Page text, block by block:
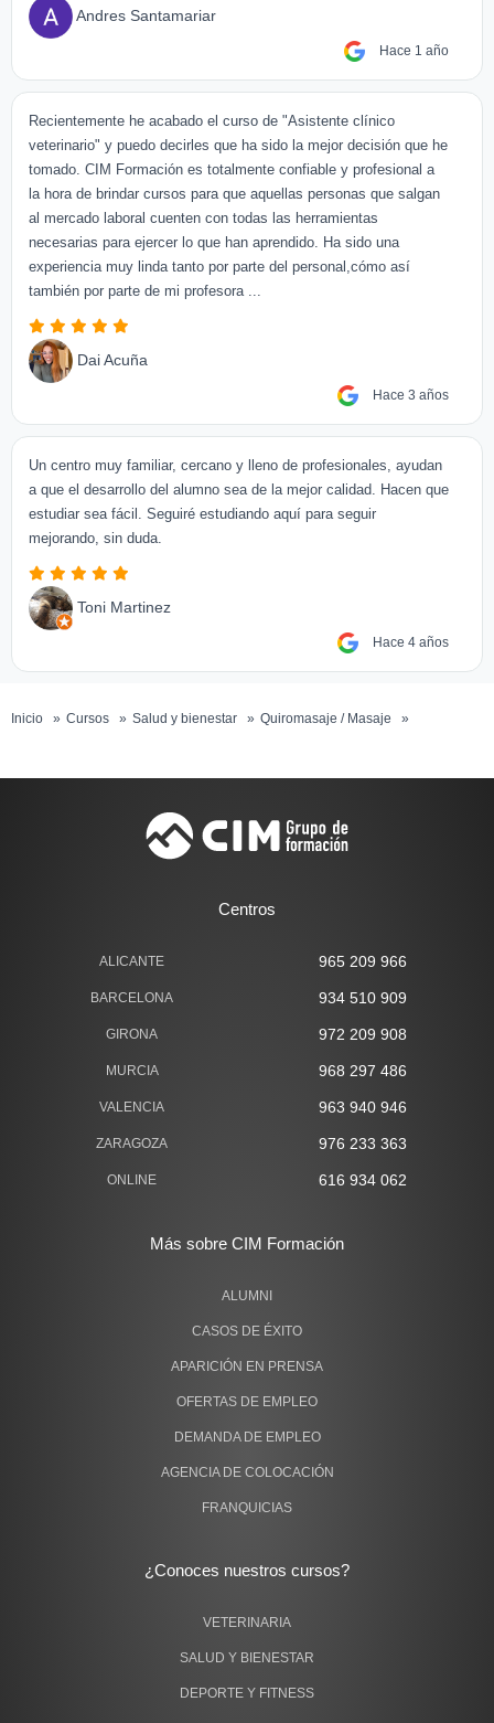
Andres Santamariar
Hace 1 año
Recientemente he acabado el curso de "Asistente clínico
veterinario" y puedo decirles que ha sido la mejor decisión que he
tomado. CIM Formación es totalmente confiable y profesional a
la hora de brindar cursos para que aquellas personas que salgan
al mercado laboral cuenten con todas las herramientas
necesarias para ejercer lo que han aprendido. Ha sido una
experiencia muy linda tanto por parte del personal,cómo así
también por parte de mi profesora ...
Dai Acuña
Hace 3 años
Un centro muy familiar, cercano y lleno de profesionales, ayudan
a que el desarrollo del alumno sea de la mejor calidad. Hacen que
estudiar sea fácil. Seguiré estudiando aquí para seguir
mejorando, sin duda.
Toni Martinez
Hace 4 años
Inicio Cursos Salud y bienestar Quiromasaje / Masaje
Más sobre CIM Formación
ALUMNI
CASOS DE ÉXITO
APARICIÓN EN PRENSA
OFERTAS DE EMPLEO
DEMANDA DE EMPLEO
AGENCIA DE COLOCACIÓN
FRANQUICIAS
¿Conoces nuestros cursos?
VETERINARIA
SALUD Y BIENESTAR
DEPORTE Y FITNESS
Centros
ALICANTE 965 209 966
BARCELONA 934 510 909
GIRONA 972 209 908
MURCIA 968 297 486
VALENCIA 963 940 946
ZARAGOZA 976 233 363
ONLINE 616 934 062